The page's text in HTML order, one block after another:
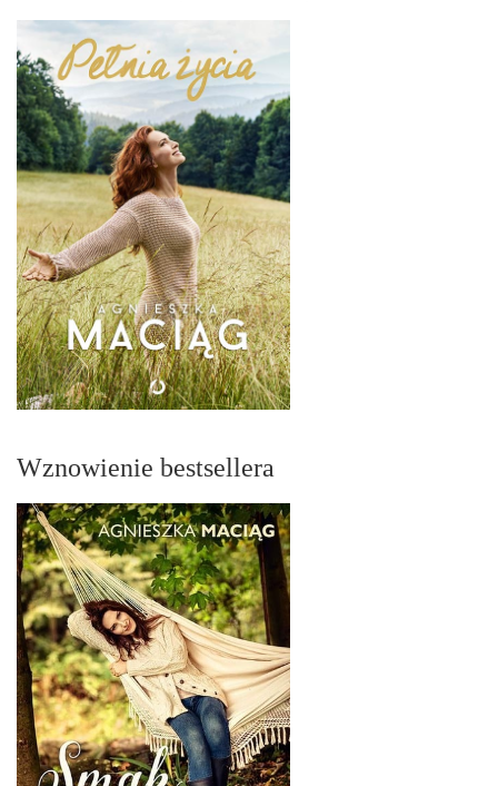
Wznowienie bestsellera